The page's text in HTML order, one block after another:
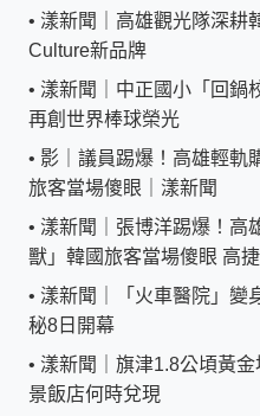
• 漾新聞｜高雄觀光隊深
Culture新品牌
• 漾新聞｜中正國小「回鍋
再創世界棒球榮光
• 影｜議員踢爆！高雄輕軌
旅客當場傻眼｜漾新聞
• 漾新聞｜張博洋踢爆！高
獸」韓國旅客當場傻眼 高
• 漾新聞｜「火車醫院」
秘8日開幕
• 漾新聞｜旗津1.8公頃黃
景飯店何時兌現